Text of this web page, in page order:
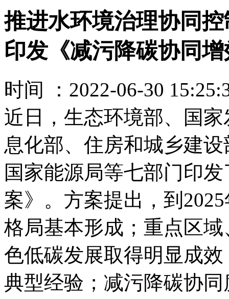
推进水环境治理协同
印发《减污降碳协同
时间 ：2022-06-30
近日，生态环境部、国
息化部、住房和城乡建
国家能源局等七部门印
案》。方案提出，到
格局基本形成；重点区
色低碳发展取得明显成
典型经验；减污降碳协